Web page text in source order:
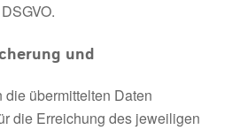
und
übermittelten Daten
die Erreichung des jeweiligen